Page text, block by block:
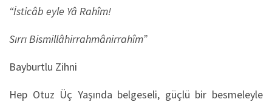
“İsticâb eyle Yâ Rahîm!
Sırrı Bismillâhirrahmânirrahîm”
Bayburtlu Zihni
Hep Otuz Üç Yaşında belgeseli, güçlü bir besmeleyle